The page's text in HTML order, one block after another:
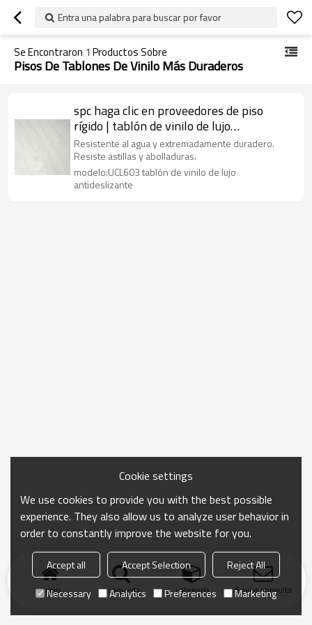
Entra una palabra para buscar por favor
Se Encontraron 1 Productos Sobre
Pisos De Tablones De Vinilo Más Duraderos
spc haga clic en proveedores de piso
rígido | tablón de vinilo de lujo
antideslizante | UCL603 vinilo lvt para
uso comercial
Resistente al agua y extremadamente duradero.
Resiste astillas y abolladuras.
modelo:UCL603 tablón de vinilo de lujo
antideslizante
Inicio búsqueda categoría Enviar consulta
Cookie settings
We use cookies to provide you with the best possible
experience. They also allow us to analyze user behavior in
order to constantly improve the website for you.
Accept all Accept Selection
Reject All
Necessary
Analytics Preferences Marketing